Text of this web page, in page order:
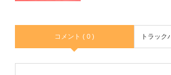
コメント ( 0 ) トラック